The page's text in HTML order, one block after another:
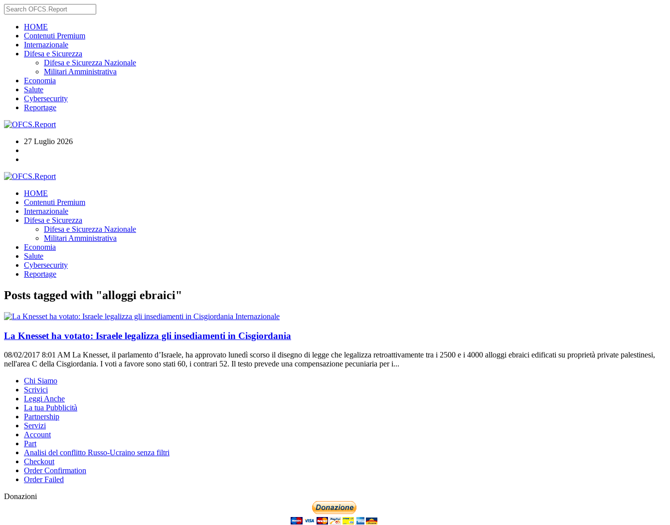
HOME
Contenuti Premium
Internazionale
Difesa e Sicurezza
Difesa e Sicurezza Nazionale
Militari Amministrativa
Economia
Salute
Cybersecurity
Reportage
27 Luglio 2026
HOME
Contenuti Premium
Internazionale
Difesa e Sicurezza
Difesa e Sicurezza Nazionale
Militari Amministrativa
Economia
Salute
Cybersecurity
Reportage
Posts tagged with "alloggi ebraici"
Internazionale
La Knesset ha votato: Israele legalizza gli insediamenti in Cisgiordania
08/02/2017 8:01 AM La Knesset, il parlamento d’Israele, ha approvato lunedì scorso il disegno di legge che legalizza retroattivamente tra i 2500 e i 4000 alloggi ebraici edificati su proprietà private palestinesi,
nell'area C della Cisgiordania. I voti a favore sono stati 60, i contrari 52. Il testo prevede una compensazione pecuniaria per i...
Chi Siamo
Scrivici
Leggi Anche
La tua Pubblicità
Partnership
Servizi
Account
Part
Analisi del conflitto Russo-Ucraino senza filtri
Checkout
Order Confirmation
Order Failed
Donazioni